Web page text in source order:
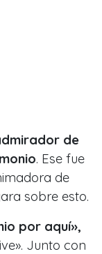
de
. Ese fue
de
sobre esto.
por aquí»,
Junto con